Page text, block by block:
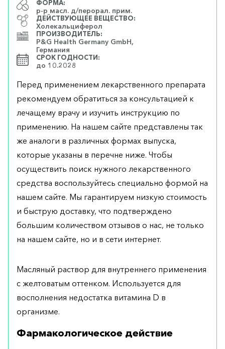
ФОРМА:
р-р масл. д/перорал. прим.
ДЕЙСТВУЮЩЕЕ ВЕЩЕСТВО:
Холекальциферол
ПРОИЗВОДИТЕЛЬ:
P&G Health Germany GmbH,
Германия
СРОК ГОДНОСТИ:
до 10.2028
Перед применением лекарственного препарата
рекомендуем обратиться за консультацией к
лечащему врачу и изучить инструкцию по
применению. На нашем сайте представлены так
же аналоги в различных формах выпуска,
которые указаны в перечне ниже. Чтобы
осуществить поиск нужного лекарственного
средства воспользуйтесь специально формой на
нашем сайте. Мы гарантируем низкую стоимость
и быструю доставку, что подтверждено
большим количеством отзывов о нас, не только
на нашем сайте, но и в сети интернет.
Масляный раствор для внутреннего применения
с желтоватым оттенком. Используется для
восполнения недостатка витамина D в
организме.
Фармакологическое действие